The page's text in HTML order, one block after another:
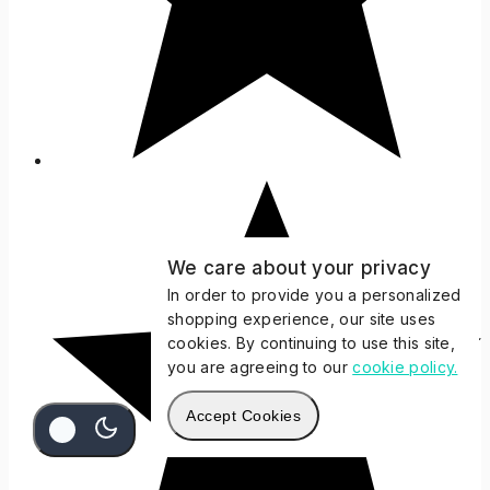
We care about your privacy
In order to provide you a personalized
shopping experience, our site uses
cookies. By continuing to use this site,
you are agreeing to ourcookie policy.
Accept Cookies